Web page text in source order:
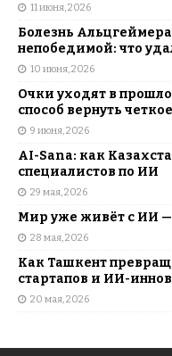
11 июня, 2026
Болезнь
непобедимой: что
10 июня, 2026
Очки уходят в
способ вернуть
9 июня, 2026
AI-Sana: как
специалистов по ИИ
29 мая, 2026
Мир уже живёт с ИИ —
28 мая, 2026
Как Ташкент
стартапов и ИИ-
20 мая, 2026